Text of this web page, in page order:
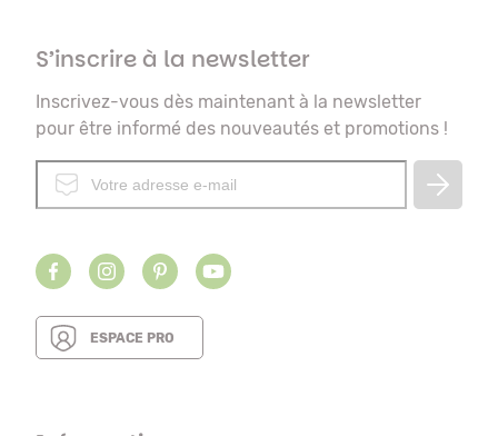
S’inscrire à la newsletter
Inscrivez-vous dès maintenant à la newsletter
pour être informé des nouveautés et promotions !
ESPACE PRO